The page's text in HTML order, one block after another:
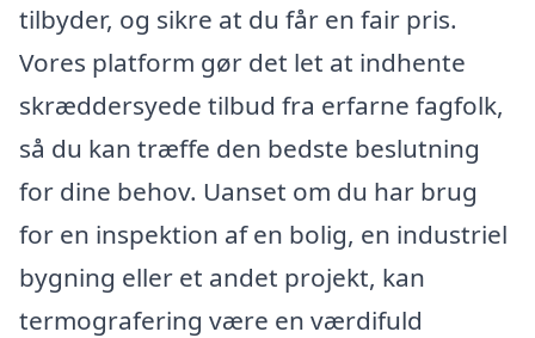
tilbyder, og sikre at du får en fair pris.
Vores platform gør det let at indhente
skræddersyede tilbud fra erfarne fagfolk,
så du kan træffe den bedste beslutning
for dine behov. Uanset om du har brug
for en inspektion af en bolig, en industriel
bygning eller et andet projekt, kan
termografering være en værdifuld